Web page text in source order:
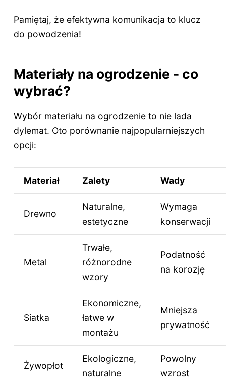
Pamiętaj, że efektywna komunikacja to klucz
do powodzenia!
Materiały na ogrodzenie - co
wybrać?
Wybór materiału na ogrodzenie to nie lada
dylemat. Oto porównanie najpopularniejszych
opcji:
Materiał Zalety Wady
Drewno
Naturalne,
estetyczne
Wymaga
konserwacji
Metal
Trwałe,
różnorodne
wzory
Podatność
na korozję
Siatka
Ekonomiczne,
łatwe w
montażu
Mniejsza
prywatność
Żywopłot
Ekologiczne,
naturalne
Powolny
wzrost